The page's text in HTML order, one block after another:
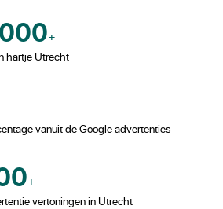
+
hartje Utrecht
vanuit de Google advertenties
+
vertoningen in Utrecht